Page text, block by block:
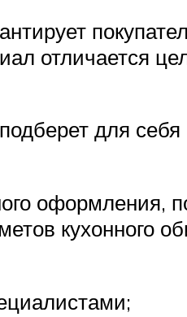
отличается
для
оформления,
кухонного